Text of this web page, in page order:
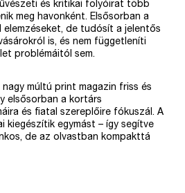
és kritikai folyóirat több
meg havonként. Elsősorban a
elemzéseket, de tudósít a jelentős
is, és nem függetleníti
problémáitól sem.
múltú print magazin friss és
elsősorban a kortárs
és fiatal szereplőire fókuszál. A
kiegészítik egymást – így segítve
de az olvastban kompakttá